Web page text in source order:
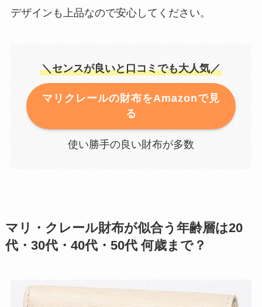
デザインも上品なので安心してください。
＼センスが良いと口コミでも大人気／
マリクレールの財布をAmazonで見
る
使い勝手の良い財布が多数
マリ・クレール財布が似合う年齢層は20
代・30代・40代・50代 何歳まで？